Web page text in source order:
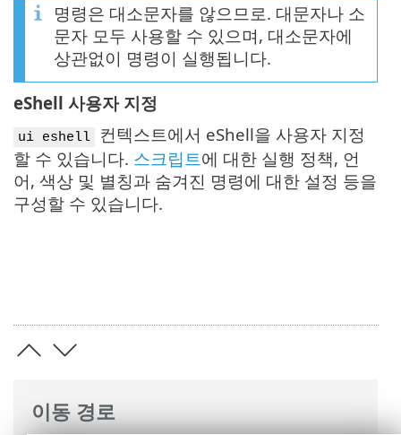
이동 경로
명령은 대소문자를 않으므로. 대문자나 소
문자 모두 사용할 수 있으며, 대소문자에
상관없이 명령이 실행됩니다.
eShell 사용자 지정
ui eshell
컨텍스트에서 eShell을 사용자 지정
할 수 있습니다. 스크립트에 대한 실행 정책, 언
어, 색상 및 별칭과 숨겨진 명령에 대한 설정 등을
구성할 수 있습니다.